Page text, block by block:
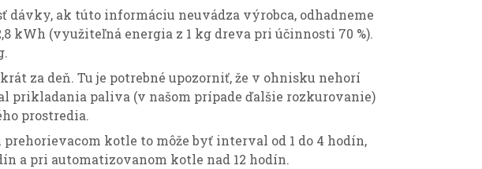
ak túto informáciu neuvádza výrobca, odhadneme
(využiteľná energia z 1 kg dreva pri účinnosti 70 %).
za deň. Tu je potrebné upozorniť, že v ohnisku nehorí
paliva (v našom prípade ďalšie rozkurovanie)
prostredia.
kotle to môže byť interval od 1 do 4 hodín,
a pri automatizovanom kotle nad 12 hodín.